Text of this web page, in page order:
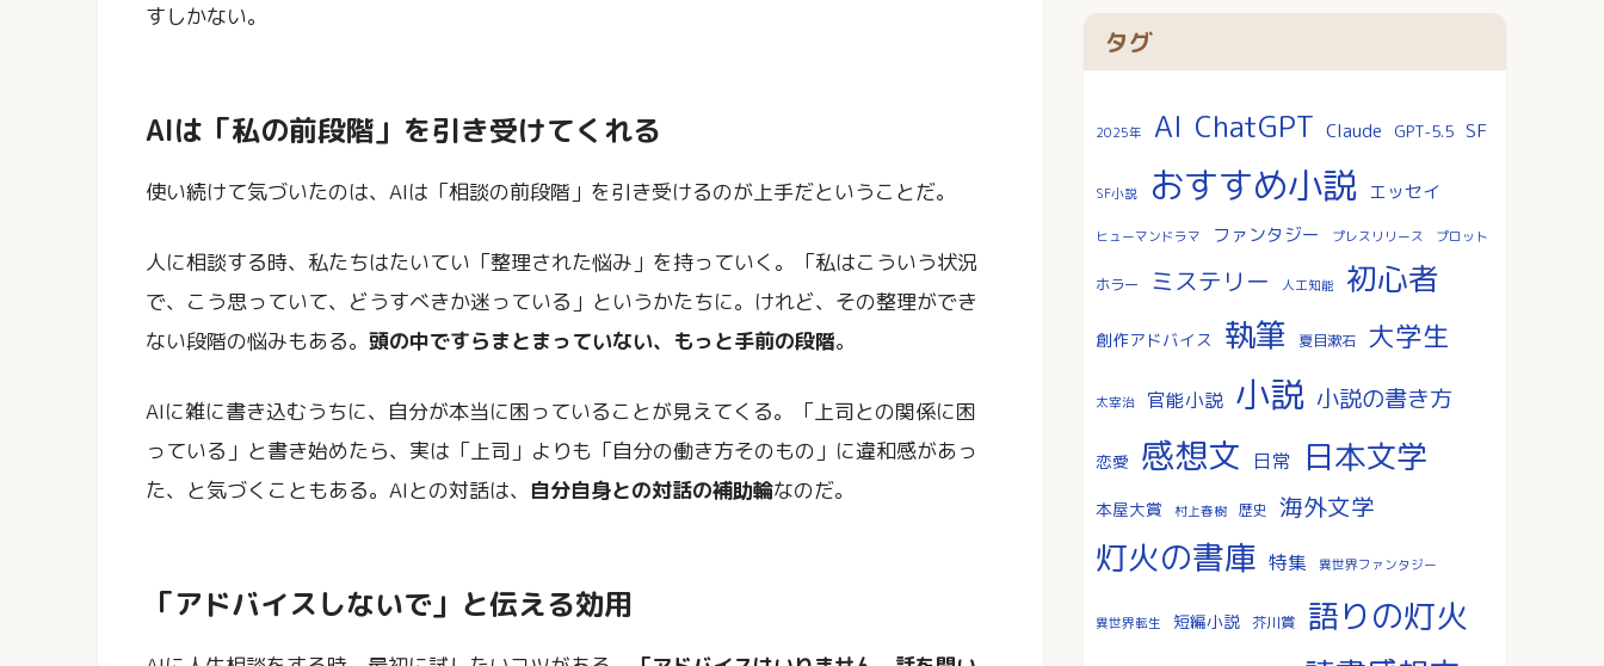
すしかない。
AIは「私の前段階」を引き受けてくれる
使い続けて気づいたのは、AIは「相談の前段階」を引き受けるのが上手だということだ。
人に相談する時、私たちはたいてい「整理された悩み」を持っていく。「私はこういう状況
で、こう思っていて、どうすべきか迷っている」というかたちに。けれど、その整理ができ
ない段階の悩みもある。 頭の中ですらまとまっていない、もっと手前の段階。
AIに雑に書き込むうちに、自分が本当に困っていることが見えてくる。「上司との関係に困
っている」と書き始めたら、実は「上司」よりも「自分の働き方そのもの」に違和感があっ
た、と気づくこともある。AIとの対話は、 自分自身との対話の補助輪なのだ。
「アドバイスしないで」と伝える効用
タグ
2025年 AI ChatGPT Claude GPT-5.5 SF
SF小説 おすすめ小説 エッセイ
ヒューマンドラマ ファンタジー プレスリリース プロット
ホラー ミステリー 人工知能 初心者
創作アドバイス 執筆 夏目漱石 大学生
太宰治 官能小説 小説 小説の書き方
恋愛 感想文 日常 日本文学
本屋大賞 村上春樹 歴史 海外文学
灯火の書庫 特集 異世界ファンタジー
異世界転生 短編小説 芥川賞 語りの灯火